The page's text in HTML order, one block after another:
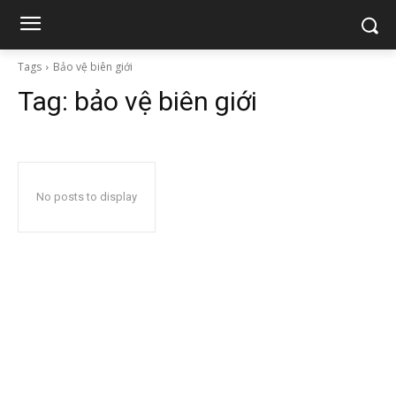
Tags Bảo vệ biên giới
Tag: bảo vệ biên giới
No posts to display